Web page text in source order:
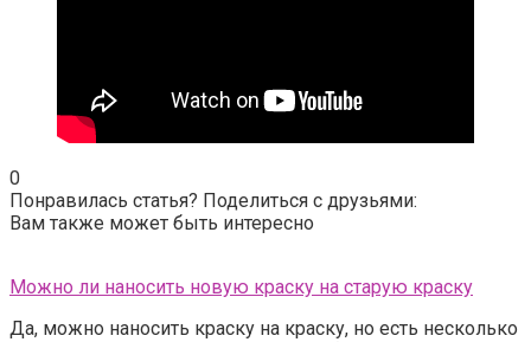
0
Понравилась статья? Поделиться с друзьями:
Вам также может быть интересно
Можно ли наносить новую краску на старую краску
Да, можно наносить краску на краску, но есть несколько